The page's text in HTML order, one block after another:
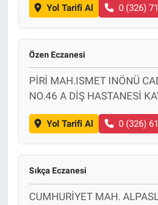
Yol Tarifi Al 0 (326)
Özen Eczanesi
PİRİ MAH.ISMET INÖNÜ
NO.46 A DİŞ HASTANESİ
Yol Tarifi Al 0 (326)
Sıkça Eczanesi
CUMHURİYET MAH.